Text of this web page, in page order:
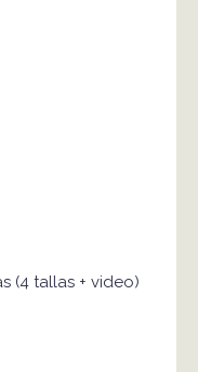
(4 tallas + video)